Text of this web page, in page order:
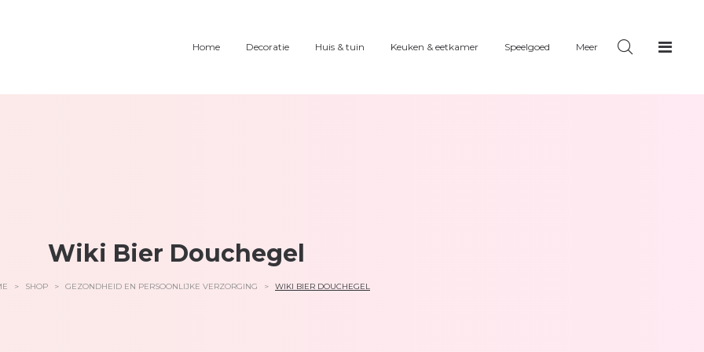
Home Decoratie Huis & tuin Keuken & eetkamer Speelgoed Meer
Wiki Bier Douchegel
> SHOP > GEZONDHEID EN PERSOONLIJKE VERZORGING > WIKI BIER DOUCHEGEL